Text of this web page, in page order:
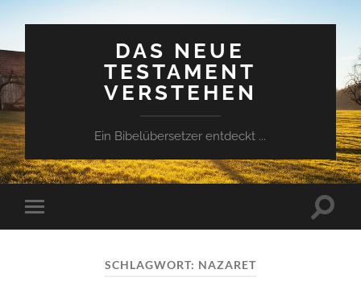
DAS NEUE
TESTAMENT
VERSTEHEN
Ein Bibelübersetzer entdeckt ...
Mobile-
Menü
SCHLAGWORT: NAZARET